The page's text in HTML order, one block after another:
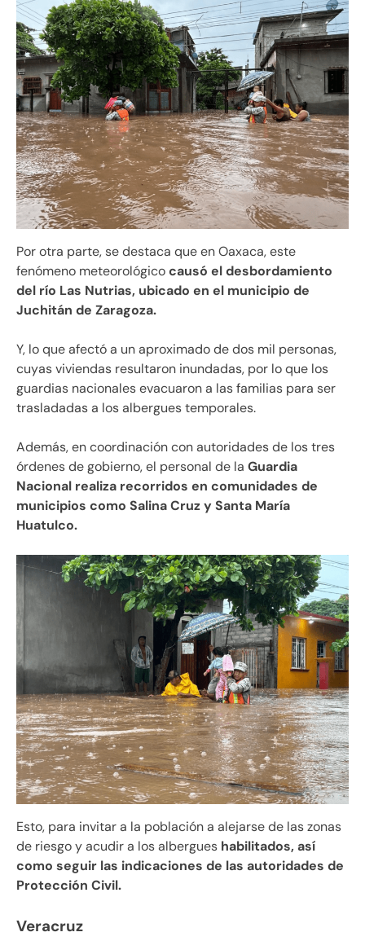
Por otra parte, se destaca que en Oaxaca, este
fenómeno meteorológicocausó el desbordamiento
del río Las Nutrias, ubicado en el municipio de
Juchitán de Zaragoza.
Y, lo que afectó a un aproximado de dos mil personas,
cuyas viviendas resultaron inundadas, por lo que los
guardias nacionales evacuaron a las familias para ser
trasladadas a los albergues temporales.
Además, en coordinación con autoridades de los tres
órdenes de gobierno, el personal de la Guardia
Nacional realiza recorridos en comunidades de
municipios como Salina Cruz y Santa María
Huatulco.
Esto, para invitar a la población a alejarse de las zonas
de riesgo y acudir a los albergues habilitados, así
como seguir las indicaciones de las autoridades de
Protección Civil.
Veracruz